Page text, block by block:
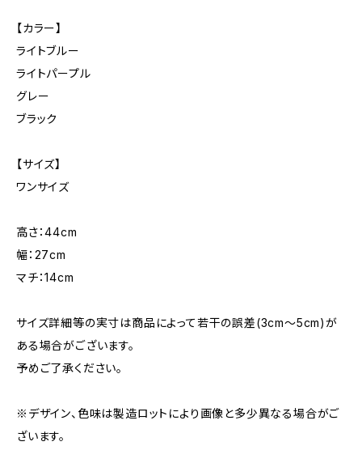
【カラー】
ライトブルー
ライトパープル
グレー
ブラック
【サイズ】
ワンサイズ
高さ：44cm
幅：27cm
マチ：14cm
サイズ詳細等の実寸は商品によって若干の誤差(3cm〜5cm)が
ある場合がございます。
予めご了承ください。
※デザイン、色味は製造ロットにより画像と多少異なる場合がご
ざいます。